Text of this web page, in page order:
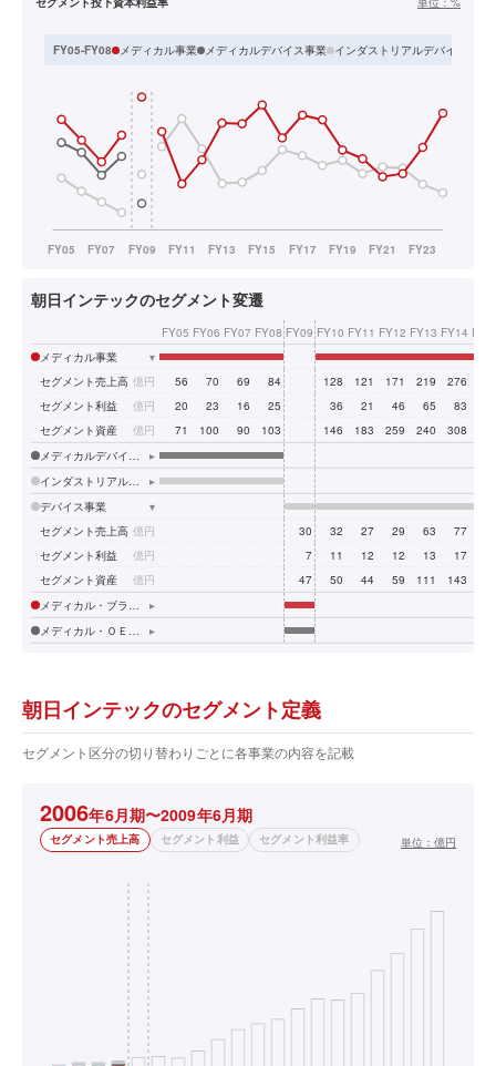
FY05-FY08 メディカル事業 メディカルデバイス事業 インダストリアルデバイス事業
朝日インテックのセグメント変遷
FY05 FY06 FY07 FY08 FY09 FY10 FY11 FY12 FY13 FY14
メディカル事業
▾
セグメント売上高 億円 56 70 69 84 128 121 171 219 276
セグメント利益
億円 20 23 16 25 36 21 46 65 83
セグメント資産
億円 71 100 90 103 146 183 259 240 308
▸
▸
デバイス事業
▾
セグメント売上高 億円 30 32 27 29 63 77
セグメント利益
億円 7 11 12 12 13 17
セグメント資産
億円 47 50 44 59 111 143
▸
▸
朝日インテックのセグメント定義
セグメント区分の切り替わりごとに各事業の内容を記載
2006年6月期〜2009年6月期
セグメント売上高 セグメント利益 セグメント利益率 単位： 億円